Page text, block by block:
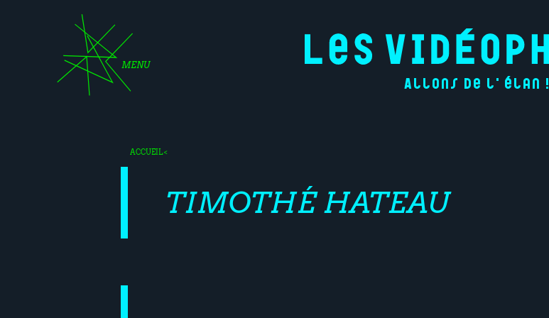
MENU
Allons de l'élan !
ACCUEIL<
TIMOTHÉ HATEAU